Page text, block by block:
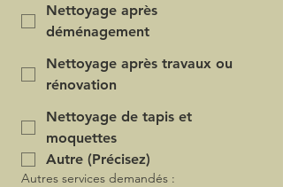
Nettoyage après
déménagement
Nettoyage après travaux ou
rénovation
Nettoyage de tapis et
moquettes
Autre (Précisez)
Autres services demandés :